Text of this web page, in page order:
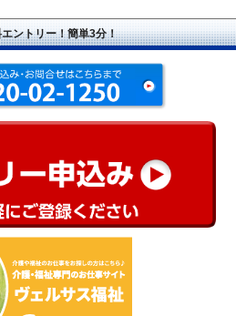
ントリー！簡単3分！